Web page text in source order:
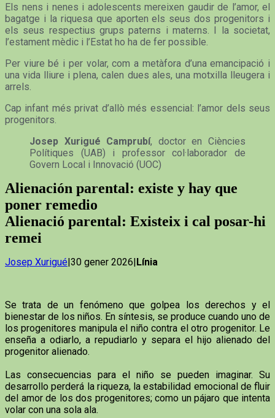
Els nens i nenes i adolescents mereixen gaudir de l’amor, el
bagatge i la riquesa que aporten els seus dos progenitors i
els seus respectius grups paterns i materns. I la societat,
l’estament mèdic i l’Estat ho ha de fer possible.
Per viure bé i per volar, com a metàfora d’una emancipació i
una vida lliure i plena, calen dues ales, una motxilla lleugera i
arrels.
Cap infant més privat d’allò més essencial: l’amor dels seus
progenitors.
Josep Xurigué Camprubí, doctor en Ciències
Polítiques (UAB) i professor col·laborador de
Govern Local i Innovació (UOC)
Alienación parental: existe y hay que
poner remedio
Alienació parental: Existeix i cal posar-hi
remei
Josep Xurigué|30 gener 2026|Línia
Se trata de un fenómeno que golpea los derechos y el
bienestar de los niños. En síntesis, se produce cuando uno de
los progenitores manipula el niño contra el otro progenitor. Le
enseña a odiarlo, a repudiarlo y separa el hijo alienado del
progenitor alienado.
Las consecuencias para el niño se pueden imaginar. Su
desarrollo perderá la riqueza, la estabilidad emocional de fluir
del amor de los dos progenitores; como un pájaro que intenta
volar con una sola ala.